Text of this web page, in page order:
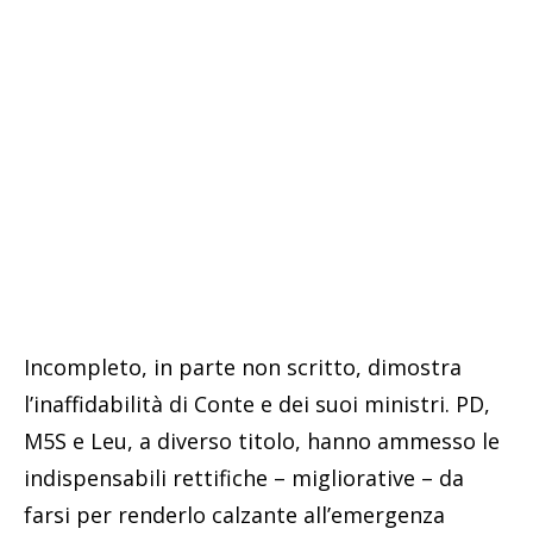
Incompleto, in parte non scritto, dimostra
l’inaffidabilità di Conte e dei suoi ministri. PD,
M5S e Leu, a diverso titolo, hanno ammesso le
indispensabili rettifiche – migliorative – da
farsi per renderlo calzante all’emergenza